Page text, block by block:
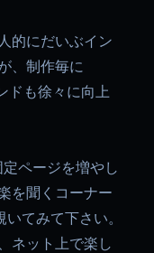
的にだいぶイン
、制作毎に
も徐々に向上
ページを増やし
を聞くコーナー
てみて下さい。
ネット上で楽し